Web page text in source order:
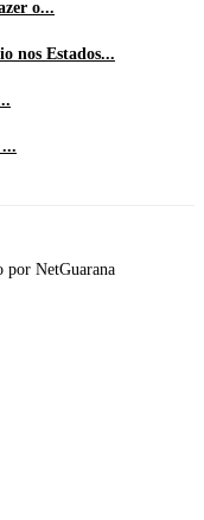
o...
nos Estados...
por NetGuarana